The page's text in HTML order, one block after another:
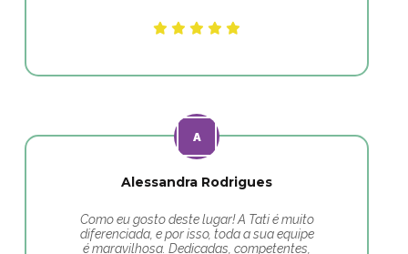
Alessandra Rodrigues
Como eu gosto deste lugar! A Tati é muito
diferenciada, e por isso, toda a sua equipe
é maravilhosa. Dedicadas, competentes,